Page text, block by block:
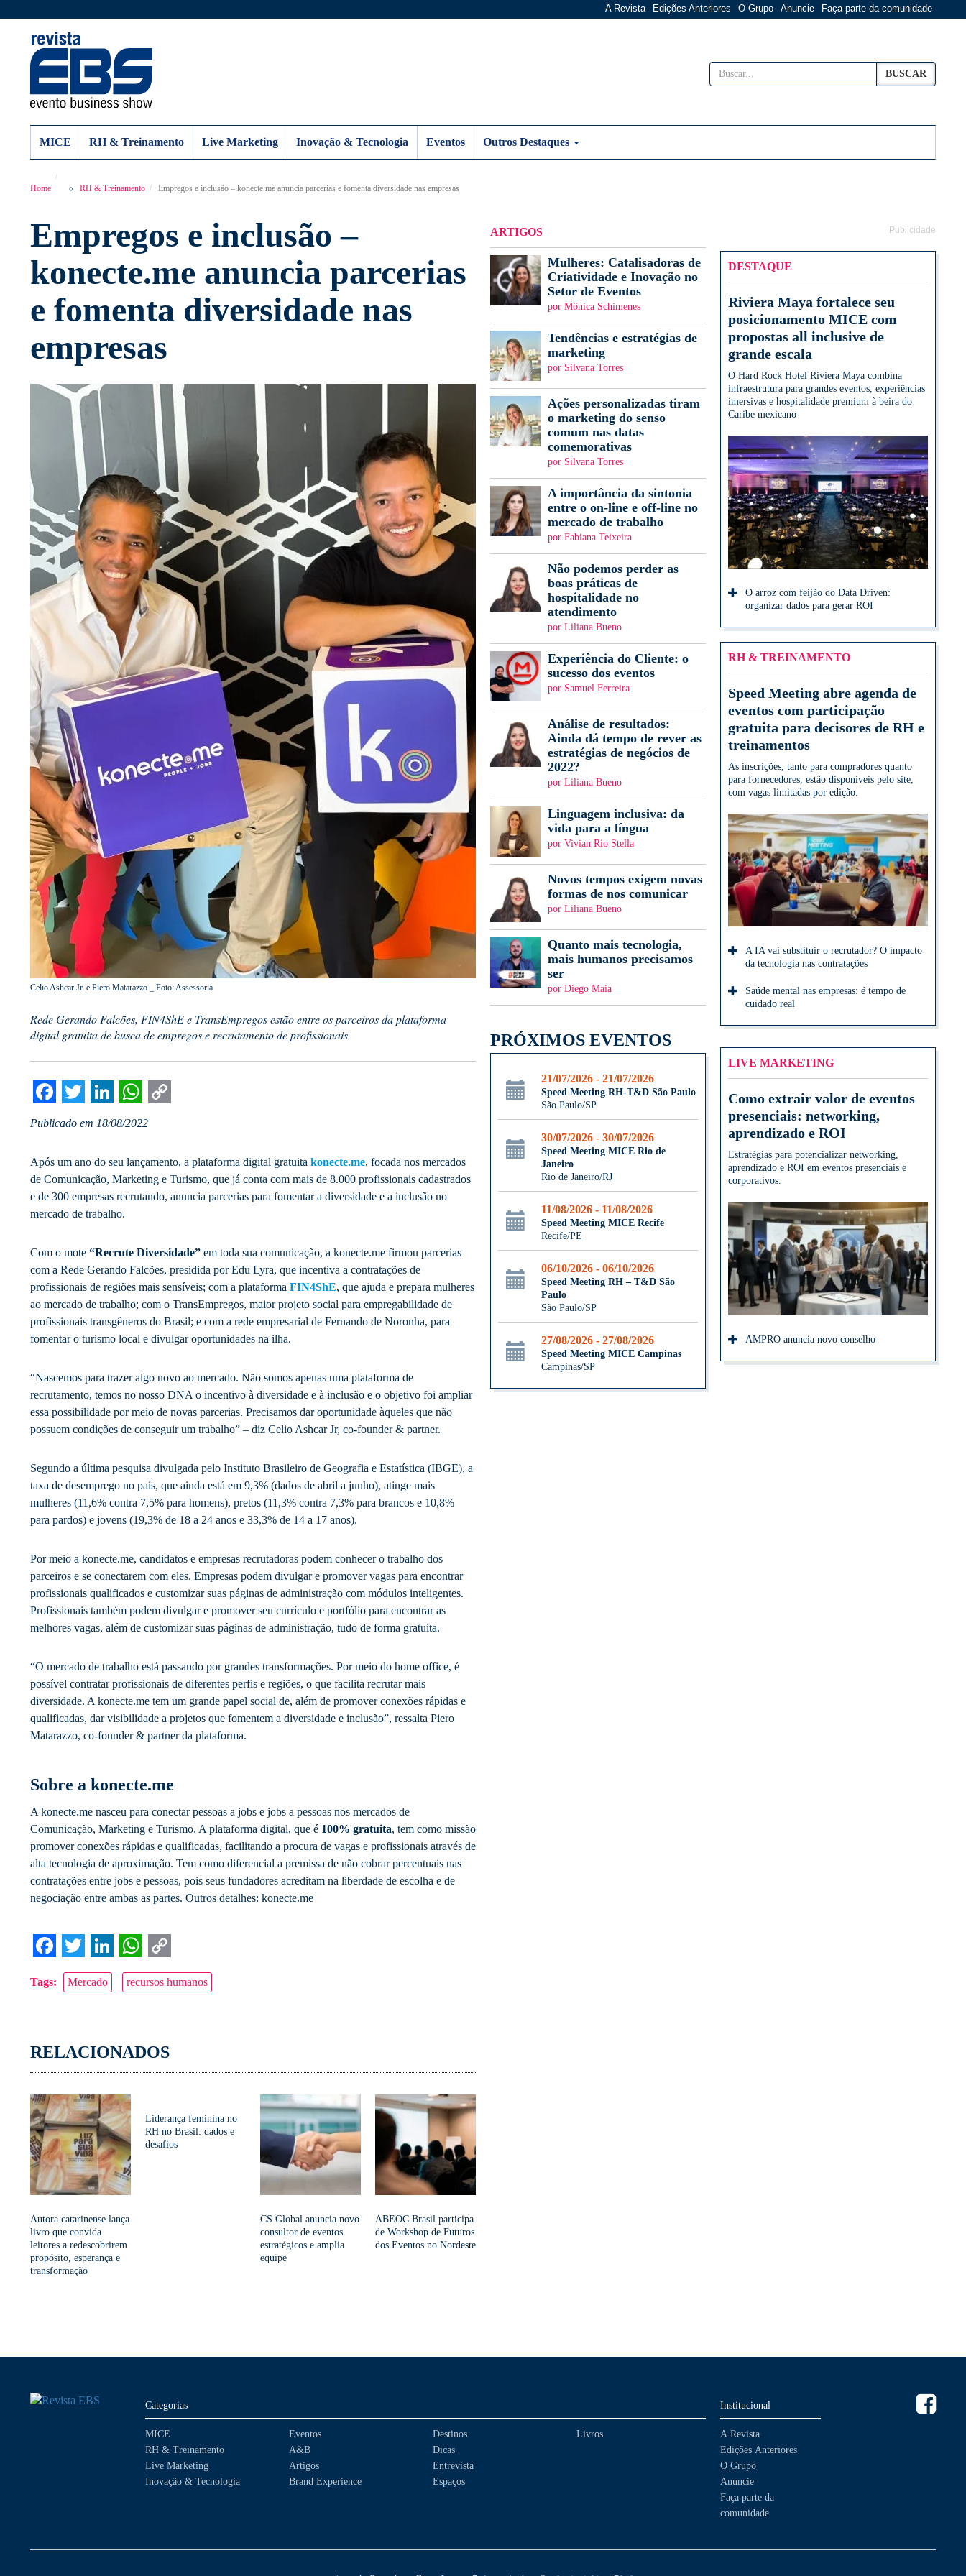
A Revista Edições Anteriores O Grupo Anuncie Faça parte da comunidade
BUSCAR
MICE RH & Treinamento Live Marketing Inovação & Tecnologia Eventos Outros Destaques
Home RH & Treinamento Empregos e inclusão – konecte.me anuncia parcerias e fomenta diversidade nas empresas
Empregos e inclusão –
konecte.me anuncia parcerias
e fomenta diversidade nas
empresas
Celio Ashcar Jr. e Piero Matarazzo _ Foto: Assessoria
Rede Gerando Falcões, FIN4ShE e TransEmpregos estão entre os parceiros da plataforma
digital gratuita de busca de empregos e recrutamento de profissionais
Facebook
Twitter
LinkedIn
WhatsApp
Publicado em 18/08/2022
Após um ano do seu lançamento, a plataforma digital gratuita konecte.me, focada nos mercados
de Comunicação, Marketing e Turismo, que já conta com mais de 8.000 profissionais cadastrados
e de 300 empresas recrutando, anuncia parcerias para fomentar a diversidade e a inclusão no
mercado de trabalho.
Com o mote “Recrute Diversidade” em toda sua comunicação, a konecte.me firmou parcerias
com a Rede Gerando Falcões, presidida por Edu Lyra, que incentiva a contratações de
profissionais de regiões mais sensíveis; com a plataforma FIN4ShE, que ajuda e prepara mulheres
ao mercado de trabalho; com o TransEmpregos, maior projeto social para empregabilidade de
profissionais transgêneros do Brasil; e com a rede empresarial de Fernando de Noronha, para
fomentar o turismo local e divulgar oportunidades na ilha.
“Nascemos para trazer algo novo ao mercado. Não somos apenas uma plataforma de
recrutamento, temos no nosso DNA o incentivo à diversidade e à inclusão e o objetivo foi ampliar
essa possibilidade por meio de novas parcerias. Precisamos dar oportunidade àqueles que não
possuem condições de conseguir um trabalho” – diz Celio Ashcar Jr, co-founder & partner.
Segundo a última pesquisa divulgada pelo Instituto Brasileiro de Geografia e Estatística (IBGE), a
taxa de desemprego no país, que ainda está em 9,3% (dados de abril a junho), atinge mais
mulheres (11,6% contra 7,5% para homens), pretos (11,3% contra 7,3% para brancos e 10,8%
para pardos) e jovens (19,3% de 18 a 24 anos e 33,3% de 14 a 17 anos).
Por meio a konecte.me, candidatos e empresas recrutadoras podem conhecer o trabalho dos
parceiros e se conectarem com eles. Empresas podem divulgar e promover vagas para encontrar
profissionais qualificados e customizar suas páginas de administração com módulos inteligentes.
Profissionais também podem divulgar e promover seu currículo e portfólio para encontrar as
melhores vagas, além de customizar suas páginas de administração, tudo de forma gratuita.
“O mercado de trabalho está passando por grandes transformações. Por meio do home office, é
possível contratar profissionais de diferentes perfis e regiões, o que facilita recrutar mais
diversidade. A konecte.me tem um grande papel social de, além de promover conexões rápidas e
qualificadas, dar visibilidade a projetos que fomentem a diversidade e inclusão”, ressalta Piero
Matarazzo, co-founder & partner da plataforma.
Sobre a konecte.me
A konecte.me nasceu para conectar pessoas a jobs e jobs a pessoas nos mercados de
Comunicação, Marketing e Turismo. A plataforma digital, que é 100% gratuita, tem como missão
promover conexões rápidas e qualificadas, facilitando a procura de vagas e profissionais através de
alta tecnologia de aproximação. Tem como diferencial a premissa de não cobrar percentuais nas
contratações entre jobs e pessoas, pois seus fundadores acreditam na liberdade de escolha e de
negociação entre ambas as partes. Outros detalhes: konecte.me
Facebook
Twitter
LinkedIn
WhatsApp
Copy
Link
Tags: Mercado recursos humanos
RELACIONADOS
Autora catarinense lança
livro que convida
leitores a redescobrirem
propósito, esperança e
transformação
Liderança feminina no
RH no Brasil: dados e
desafios
CS Global anuncia novo
consultor de eventos
estratégicos e amplia
equipe
ABEOC Brasil participa
de Workshop de Futuros
dos Eventos no Nordeste
ARTIGOS
Mulheres: Catalisadoras de
Criatividade e Inovação no
Setor de Eventos
por Mônica Schimenes
Tendências e estratégias de
marketing
por Silvana Torres
Ações personalizadas tiram
o marketing do senso
comum nas datas
comemorativas
por Silvana Torres
A importância da sintonia
entre o on-line e off-line no
mercado de trabalho
por Fabiana Teixeira
Não podemos perder as
boas práticas de
hospitalidade no
atendimento
por Liliana Bueno
Experiência do Cliente: o
sucesso dos eventos
por Samuel Ferreira
Análise de resultados:
Ainda dá tempo de rever as
estratégias de negócios de
2022?
por Liliana Bueno
Linguagem inclusiva: da
vida para a língua
por Vivian Rio Stella
Novos tempos exigem novas
formas de nos comunicar
por Liliana Bueno
Quanto mais tecnologia,
mais humanos precisamos
ser
por Diego Maia
PRÓXIMOS EVENTOS
21/07/2026 - 21/07/2026
Speed Meeting RH-T&D São Paulo
São Paulo/SP
30/07/2026 - 30/07/2026
Speed Meeting MICE Rio de
Janeiro
Rio de Janeiro/RJ
11/08/2026 - 11/08/2026
Speed Meeting MICE Recife
Recife/PE
06/10/2026 - 06/10/2026
Speed Meeting RH – T&D São
Paulo
São Paulo/SP
27/08/2026 - 27/08/2026
Speed Meeting MICE Campinas
Campinas/SP
Publicidade
DESTAQUE
Riviera Maya fortalece seu
posicionamento MICE com
propostas all inclusive de
grande escala
O Hard Rock Hotel Riviera Maya combina
infraestrutura para grandes eventos, experiências
imersivas e hospitalidade premium à beira do
Caribe mexicano
O arroz com feijão do Data Driven:
organizar dados para gerar ROI
RH & TREINAMENTO
Speed Meeting abre agenda de
eventos com participação
gratuita para decisores de RH e
treinamentos
As inscrições, tanto para compradores quanto
para fornecedores, estão disponíveis pelo site,
com vagas limitadas por edição.
A IA vai substituir o recrutador? O impacto
da tecnologia nas contratações
Saúde mental nas empresas: é tempo de
cuidado real
LIVE MARKETING
Como extrair valor de eventos
presenciais: networking,
aprendizado e ROI
Estratégias para potencializar networking,
aprendizado e ROI em eventos presenciais e
corporativos.
AMPRO anuncia novo conselho
Categorias
MICE
RH & Treinamento
Live Marketing
Inovação & Tecnologia
Eventos
A&B
Artigos
Brand Experience
Destinos
Dicas
Entrevista
Espaços
Livros
Institucional
A Revista
Edições Anteriores
O Grupo
Anuncie
Faça parte da
comunidade